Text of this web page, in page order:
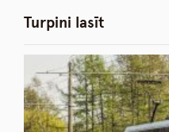
Turpini lasīt